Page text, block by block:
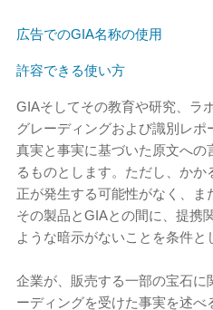
広告でのGIA名称の使用
許容できる使い方
GIAそしてその教育や研究、ラ
グレーディングおよび識別レポ
真実と事実に基づいた原文への
るものとします。ただし、か
正が発生する可能性がなく、
その製品とGIAとの間に、提携
ような暗示がないことを条件と
企業が、販売する一部の宝石に
ーディングを受けた事実を述べ